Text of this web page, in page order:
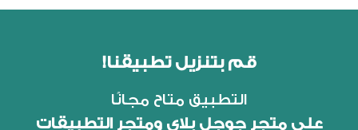
قم بتنزيل تطبيقنا!
التطبيق متاح مجانًا
على متجر جوجل بلاي ومتجر التطبيقات